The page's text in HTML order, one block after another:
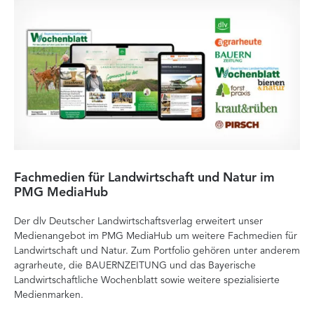
Fachmedien für Landwirtschaft und Natur im
PMG MediaHub
Der dlv Deutscher Landwirtschaftsverlag erweitert unser
Medienangebot im PMG MediaHub um weitere Fachmedien für
Landwirtschaft und Natur. Zum Portfolio gehören unter anderem
agrarheute, die BAUERNZEITUNG und das Bayerische
Landwirtschaftliche Wochenblatt sowie weitere spezialisierte
Medienmarken.